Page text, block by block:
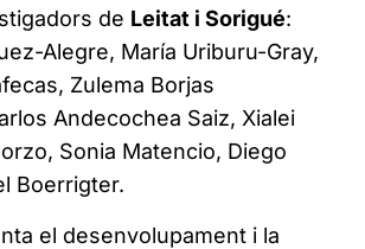
de Leitat i Sorigué:
Alegre, María Uriburu-Gray,
Zulema Borjas
Andecochea Saiz, Xialei
Sonia Matencio, Diego
Boerrigter.
el desenvolupament i la